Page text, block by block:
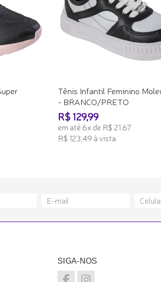
Tênis Infantil Feminino
- BRANCO/PRETO
R$ 129,99
em até 6x de R$ 21,67
R$ 123,49 à vista
SIGA-NOS